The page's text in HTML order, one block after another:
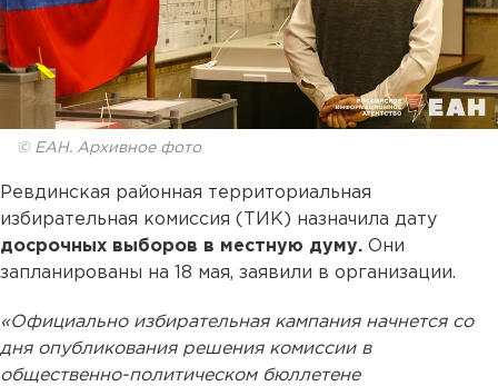
© ЕАН. Архивное фото
Ревдинская районная территориальная
избирательная комиссия (ТИК) назначила дату
досрочных выборов в местную думу. Они
запланированы на 18 мая, заявили в организации.
«Официально избирательная кампания начнется со
дня опубликования решения комиссии в
общественно-политическом бюллетене